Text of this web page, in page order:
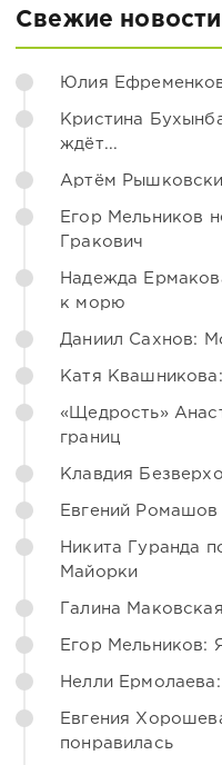
Свежие новости
Юлия
Кристина
ждёт...
Артём
Егор Мельников
Гракович
Надежда
к морю
Даниил Сахнов:
Катя
«Щедрость»
границ
Клавдия
Евгений
Никита Гуранда
Майорки
Галина
Егор Мельников:
Нелли
Евгения
понравилась